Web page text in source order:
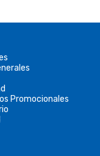
Promocionales